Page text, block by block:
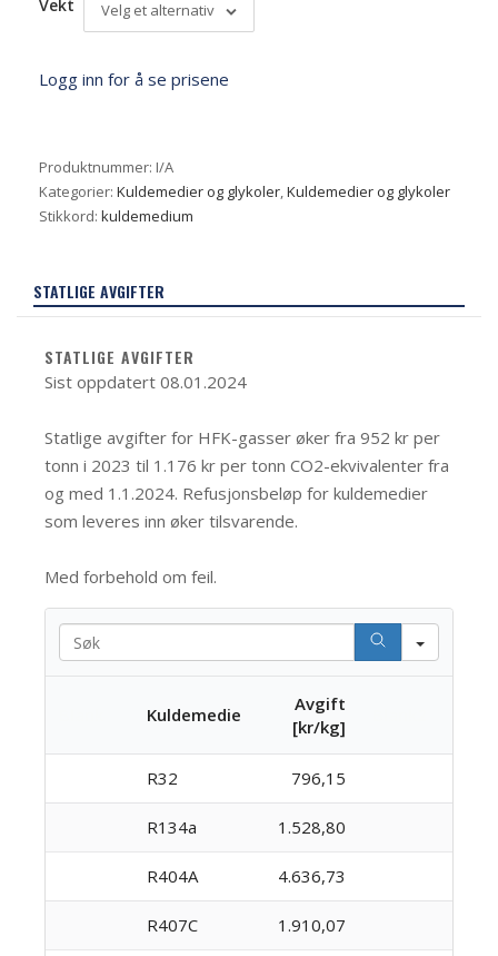
Vekt Velg et alternativ
Logg inn for å se prisene
Produktnummer: I/A
Kategorier: Kuldemedier og glykoler,Kuldemedier og glykoler
Stikkord: kuldemedium
STATLIGE AVGIFTER
STATLIGE AVGIFTER
Sist oppdatert 08.01.2024
Statlige avgifter for HFK-gasser øker fra 952 kr per
tonn i 2023 til 1.176 kr per tonn CO2-ekvivalenter fra
og med 1.1.2024. Refusjonsbeløp for kuldemedier
som leveres inn øker tilsvarende.
Med forbehold om feil.
Kuldemedie
Avgift
[kr/kg]
R32 796,15
R134a 1.528,80
R404A 4.636,73
R407C 1.910,07